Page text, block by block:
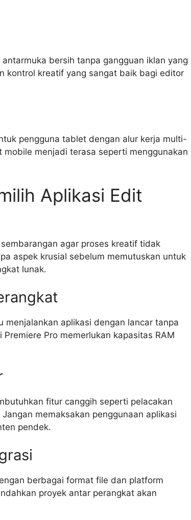
bersih tanpa gangguan iklan yang
kontrol kreatif yang sangat baik bagi editor
pengguna tablet dengan alur kerja multi-
menjadi terasa seperti menggunakan
Aplikasi Edit
agar proses kreatif tidak
aspek krusial sebelum memutuskan untuk
lunak.
menjalankan aplikasi dengan lancar tanpa
Pro memerlukan kapasitas RAM
fitur canggih seperti pelacakan
memaksakan penggunaan aplikasi
pendek.
berbagai format file dan platform
proyek antar perangkat akan